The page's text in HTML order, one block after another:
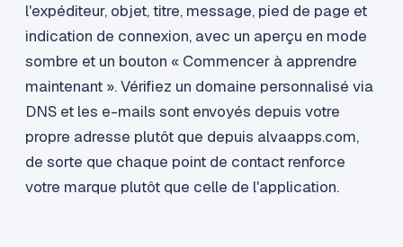
l'expéditeur, objet, titre, message, pied de page et
indication de connexion, avec un aperçu en mode
sombre et un bouton « Commencer à apprendre
maintenant ». Vérifiez un domaine personnalisé via
DNS et les e-mails sont envoyés depuis votre
propre adresse plutôt que depuis alvaapps.com,
de sorte que chaque point de contact renforce
votre marque plutôt que celle de l'application.